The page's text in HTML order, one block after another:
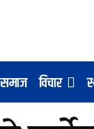
समाज विचार